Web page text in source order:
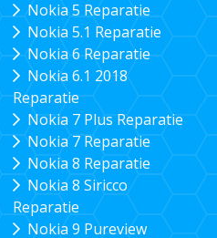
Nokia 5 Reparatie
Nokia 5.1 Reparatie
Nokia 6 Reparatie
Nokia 6.1 2018
Reparatie
Nokia 7 Plus Reparatie
Nokia 7 Reparatie
Nokia 8 Reparatie
Nokia 8 Siricco
Reparatie
Nokia 9 Pureview